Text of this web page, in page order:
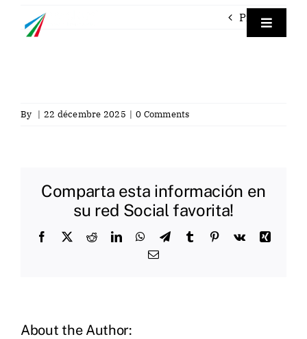
Toggle
Previous
By | 22 décembre 2025 | 0 Comments
Comparta esta información en
su red Social favorita!
Facebook
X RedditLinkedInWhatsApp
TelegramTumblr Pinterest
Vk
Xing
Email
About the Author: